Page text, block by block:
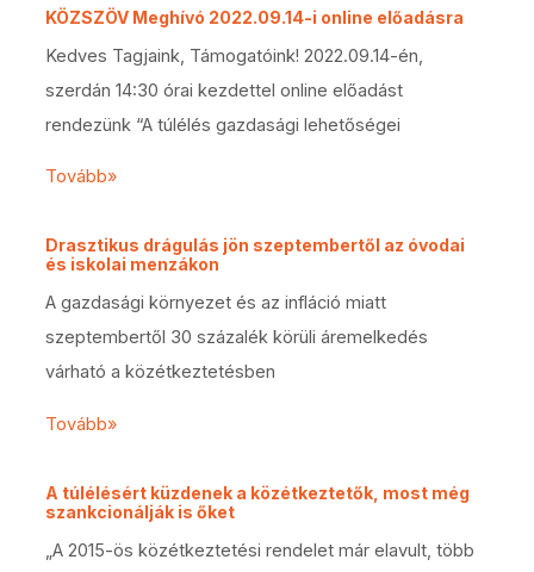
KÖZSZÖV Meghívó 2022.09.14-i online előadásra
Kedves Tagjaink, Támogatóink! 2022.09.14-én,
szerdán 14:30 órai kezdettel online előadást
rendezünk “A túlélés gazdasági lehetőségei
Tovább»
Drasztikus drágulás jön szeptembertől az óvodai
és iskolai menzákon
A gazdasági környezet és az infláció miatt
szeptembertől 30 százalék körüli áremelkedés
várható a közétkeztetésben
Tovább»
A túlélésért küzdenek a közétkeztetők, most még
szankcionálják is őket
„A 2015-ös közétkeztetési rendelet már elavult, több